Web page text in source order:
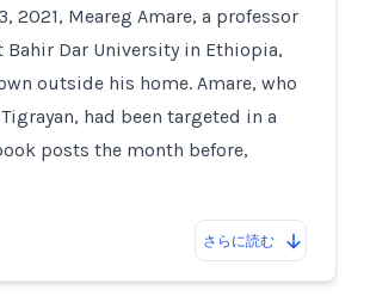
2021, Meareg Amare, a professor
Bahir Dar University in Ethiopia,
outside his home. Amare, who
had been targeted in a
posts the month before,
さらに読む